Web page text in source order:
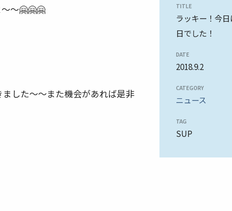
〜🤗🤗🤗
した〜〜また機会があれば是非
TITLE
ラッキー！今
日でした！
DATE
2018.9.2
CATEGORY
ニュース
TAG
SUP